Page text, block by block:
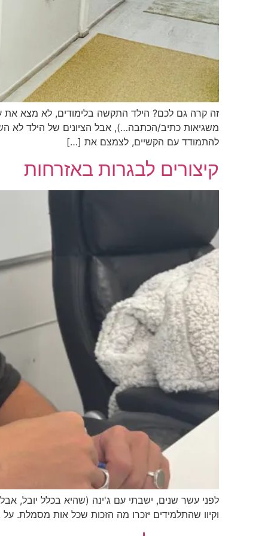
זה קרה גם לכם? הילד התקשה בלימודים, לא מצא
משגיאות כתיב/הכתבה…), אבל הציונים של הילד לא
להתמודד עם הקשיים, לצמצם את […]
קיצורים לבגרות באזרחות
לפני עשר שנים, ישבתי עם ג'ינה (שהיא בכלל יובל, אבל
וקיוו שהתלמידים יזכרו מה הזכות שכל אות מסמלת.